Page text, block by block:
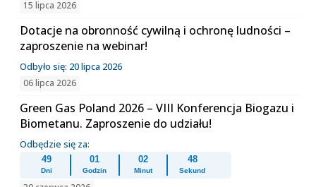
15 lipca 2026
Dotacje na obronność cywilną i ochronę ludności –
zaproszenie na webinar!
Odbyło się: 20 lipca 2026
06 lipca 2026
Green Gas Poland 2026 – VIII Konferencja Biogazu i
Biometanu. Zaproszenie do udziału!
Odbędzie się za:
49
Dni
01
Godzin
02
Minut
48
Sekund